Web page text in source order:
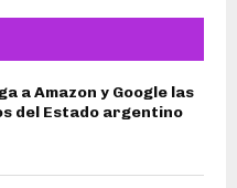
a Amazon y Google las
del Estado argentino